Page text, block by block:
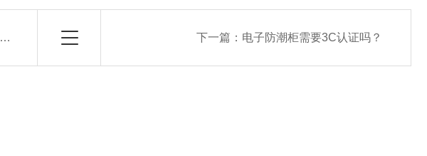
下一篇： 电子防潮柜需要3C认证吗？